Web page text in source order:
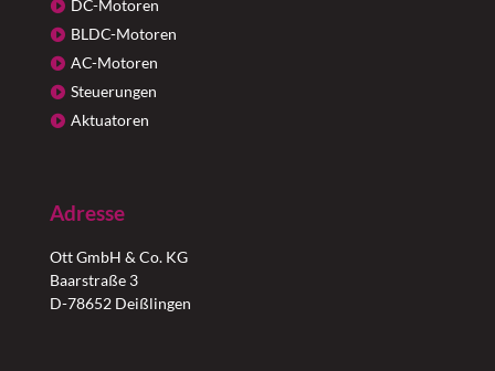
DC-Motoren
BLDC-Motoren
AC-Motoren
Steuerungen
Aktuatoren
Adresse
Ott GmbH & Co. KG
Baarstraße 3
D-78652 Deißlingen